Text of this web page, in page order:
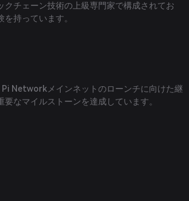
クチェーン技術の上級専門家で構成されてお
持っています。
Pi Networkメインネットのローンチに向けた継
なマイルストーンを達成しています。